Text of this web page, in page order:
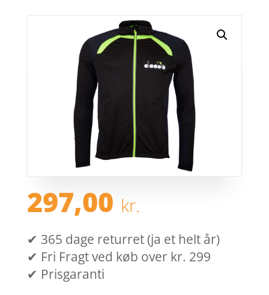
297,00 kr.
✔ 365 dage returret (ja et helt år)
✔ Fri Fragt ved køb over kr. 299
✔ Prisgaranti